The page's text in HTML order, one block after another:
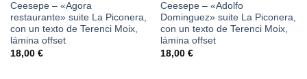
Ceesepe – «Agora
restaurante» suite La Piconera,
con un texto de Terenci Moix,
lámina offset
18,00 €
Ceesepe – «Adolfo
Dominguez» suite La Piconera,
con un texto de Terenci Moix,
lámina offset
18,00 €